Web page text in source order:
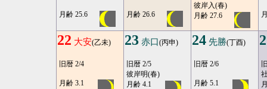
月齢 25.6 月齢 26.6
彼岸入(春)
月齢 27.6
22 大安(乙未)
旧暦 2/4
月齢 3.1
23 赤口(丙申)
旧暦 2/5
彼岸明(春)
月齢 4.1
24 先勝(丁酉)
旧暦 2/6
月齢 5.1